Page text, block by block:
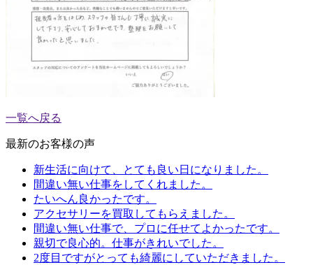
一覧へ戻る
最新のお客様の声
新生活に向けて、とても良い日になりました。
間違い無い仕事をしてくれました。
たいへん良かったです。
アクセサリーを買取してもらえました。
間違い無い仕事で、プロに任せてよかったです。
親切で良心的。仕事がきれいでした。
2度目ですがとっても綺麗にしていただきました。